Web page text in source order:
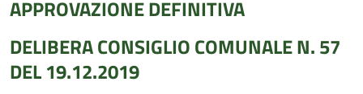
APPROVAZIONE DEFINITIVA
DELIBERA CONSIGLIO COMUNALE N. 57
DEL 19.12.2019